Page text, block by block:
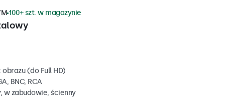
100+ szt. w magazynie
obrazu (do Full HD)
BNC, RCA
w zabudowie, ścienny